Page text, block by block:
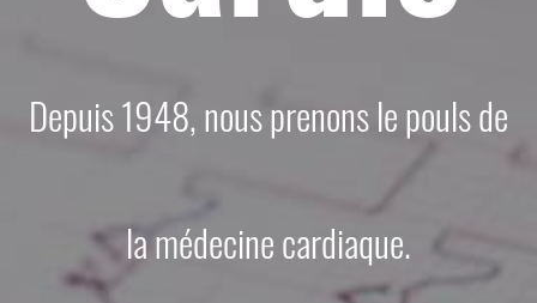
Depuis 1948, nous prenons le pouls de
la médecine cardiaque.